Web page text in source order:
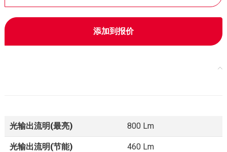
添加到报价
光输出流明(最亮) 800 Lm
光输出流明(节能) 460 Lm